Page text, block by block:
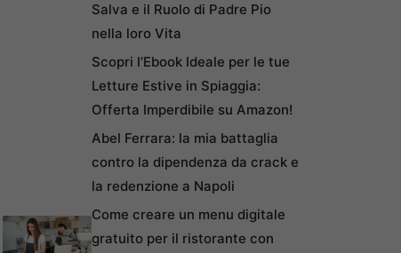
Salva e il Ruolo di Padre Pio
nella loro Vita
Scopri l’Ebook Ideale per le tue
Letture Estive in Spiaggia:
Offerta Imperdibile su Amazon!
Abel Ferrara: la mia battaglia
contro la dipendenza da crack e
la redenzione a Napoli
Come creare un menu digitale
gratuito per il ristorante con